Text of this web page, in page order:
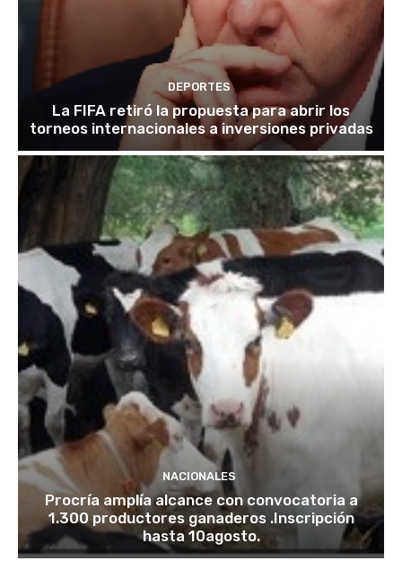
DEPORTES
La FIFA retiró la propuesta para abrir los
torneos internacionales a inversiones privadas
NACIONALES
Procría amplía alcance con convocatoria a
1.300 productores ganaderos .Inscripción
hasta 10agosto.